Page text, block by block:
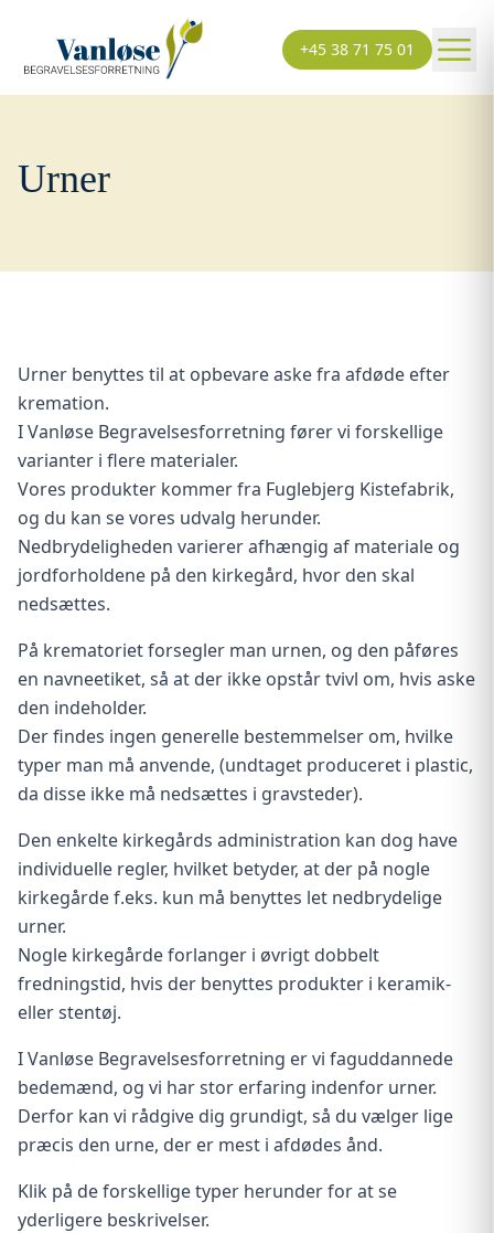
+45 38 71 75 01
Urner
Urner benyttes til at opbevare aske fra afdøde efter
kremation.
I Vanløse Begravelsesforretning fører vi forskellige
varianter i flere materialer.
Vores produkter kommer fra Fuglebjerg Kistefabrik,
og du kan se vores udvalg herunder.
Nedbrydeligheden varierer afhængig af materiale og
jordforholdene på den kirkegård, hvor den skal
nedsættes.
På krematoriet forsegler man urnen, og den påføres
en navneetiket, så at der ikke opstår tvivl om, hvis aske
den indeholder.
Der findes ingen generelle bestemmelser om, hvilke
typer man må anvende, (undtaget produceret i plastic,
da disse ikke må nedsættes i gravsteder).
Den enkelte kirkegårds administration kan dog have
individuelle regler, hvilket betyder, at der på nogle
kirkegårde f.eks. kun må benyttes let nedbrydelige
urner.
Nogle kirkegårde forlanger i øvrigt dobbelt
fredningstid, hvis der benyttes produkter i keramik-
eller stentøj.
I Vanløse Begravelsesforretning er vi faguddannede
bedemænd, og vi har stor erfaring indenfor urner.
Derfor kan vi rådgive dig grundigt, så du vælger lige
præcis den urne, der er mest i afdødes ånd.
Klik på de forskellige typer herunder for at se
yderligere beskrivelser.